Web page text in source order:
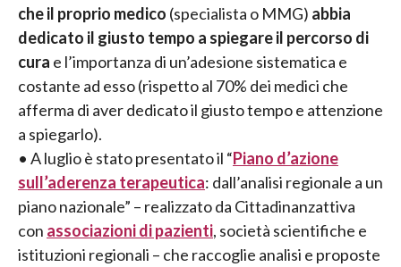
che il proprio medico (specialista o MMG) abbia
dedicato il giusto tempo a spiegare il percorso di
cura e l’importanza di un’adesione sistematica e
costante ad esso (rispetto al 70% dei medici che
afferma di aver dedicato il giusto tempo e attenzione
a spiegarlo).
• A luglio è stato presentato il “Piano d’azione
sull’aderenza terapeutica: dall’analisi regionale a un
piano nazionale” – realizzato da Cittadinanzattiva
con associazioni di pazienti, società scientifiche e
istituzioni regionali – che raccoglie analisi e proposte